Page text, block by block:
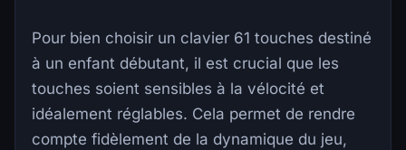
Pour bien choisir un clavier 61 touches destiné
à un enfant débutant, il est crucial que les
touches soient sensibles à la vélocité et
idéalement réglables. Cela permet de rendre
compte fidèlement de la dynamique du jeu,